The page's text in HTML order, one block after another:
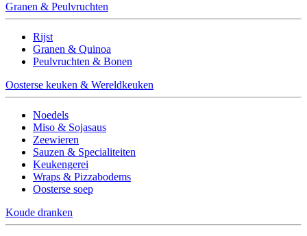
Granen & Peulvruchten
Rijst
Granen & Quinoa
Peulvruchten & Bonen
Oosterse keuken & Wereldkeuken
Noedels
Miso & Sojasaus
Zeewieren
Sauzen & Specialiteiten
Keukengerei
Wraps & Pizzabodems
Oosterse soep
Koude dranken